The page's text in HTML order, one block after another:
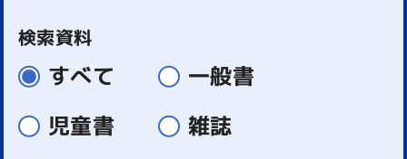
検索資料
すべて
一般書
児童書
雑誌